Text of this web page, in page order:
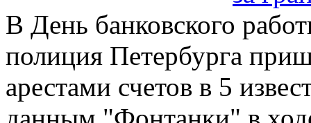
В День банковского
полиция Петербурга
арестами счетов в 5